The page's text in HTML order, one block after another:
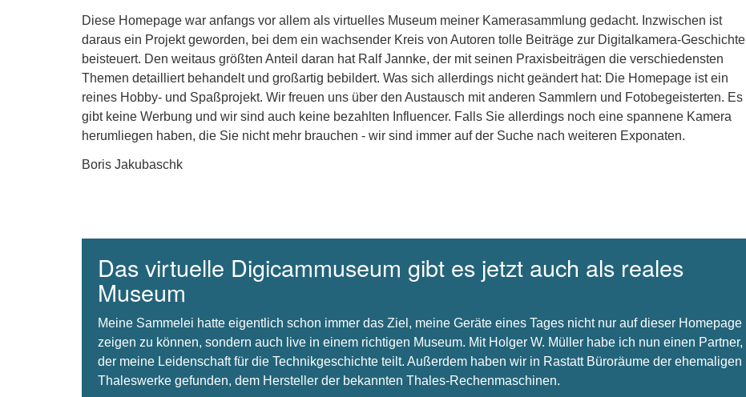
Diese Homepage war anfangs vor allem als virtuelles Museum meiner Kamerasammlung gedacht. Inzwischen ist
daraus ein Projekt geworden, bei dem ein wachsender Kreis von Autoren tolle Beiträge zur Digitalkamera-Geschichte
beisteuert. Den weitaus größten Anteil daran hat Ralf Jannke, der mit seinen Praxisbeiträgen die verschiedensten
Themen detailliert behandelt und großartig bebildert. Was sich allerdings nicht geändert hat: Die Homepage ist ein
reines Hobby- und Spaßprojekt. Wir freuen uns über den Austausch mit anderen Sammlern und Fotobegeisterten. Es
gibt keine Werbung und wir sind auch keine bezahlten Influencer. Falls Sie allerdings noch eine spannene Kamera
herumliegen haben, die Sie nicht mehr brauchen - wir sind immer auf der Suche nach weiteren Exponaten.
Boris Jakubaschk
Das virtuelle Digicammuseum gibt es jetzt auch als reales
Museum
Meine Sammelei hatte eigentlich schon immer das Ziel, meine Geräte eines Tages nicht nur auf dieser Homepage
zeigen zu können, sondern auch live in einem richtigen Museum. Mit Holger W. Müller habe ich nun einen Partner,
der meine Leidenschaft für die Technikgeschichte teilt. Außerdem haben wir in Rastatt Büroräume der ehemaligen
Thaleswerke gefunden, dem Hersteller der bekannten Thales-Rechenmaschinen.